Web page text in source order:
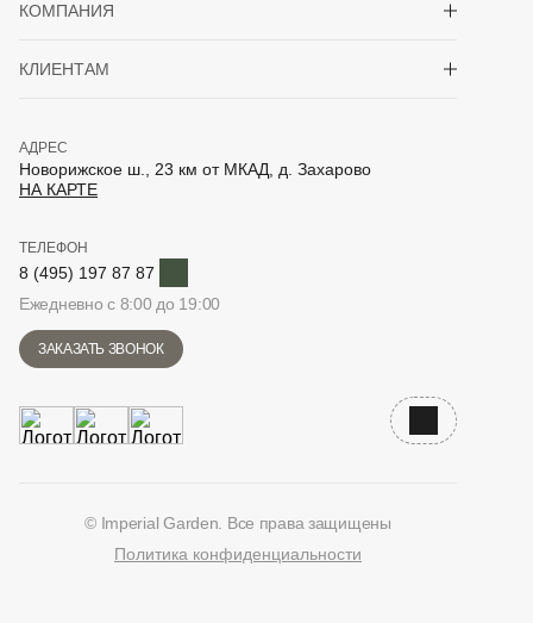
КОМПАНИЯ
КЛИЕНТАМ
АДРЕС
Новорижское ш., 23 км от МКАД, д. Захарово
НА КАРТЕ
ТЕЛЕФОН
8 (495) 197 87 87
Ежедневно с 8:00 до 19:00
ЗАКАЗАТЬ ЗВОНОК
Наверх
© Imperial Garden. Все права защищены
Политика конфиденциальности